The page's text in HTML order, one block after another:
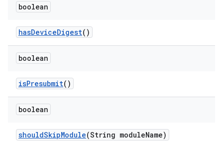
boolean
hasDeviceDigest()
boolean
isPresubmit()
boolean
shouldSkipModule(String moduleName)